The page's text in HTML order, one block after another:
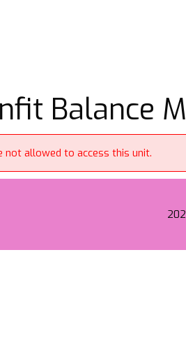
Balance
not allowed to access this unit.